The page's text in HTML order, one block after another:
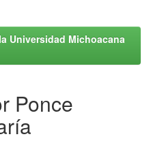
Universidad Michoacana
Ponce